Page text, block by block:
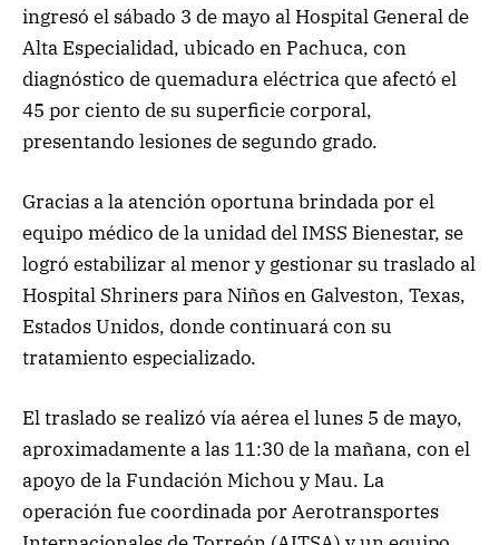
ingresó el sábado 3 de mayo al Hospital General de
Alta Especialidad, ubicado en Pachuca, con
diagnóstico de quemadura eléctrica que afectó el
45 por ciento de su superficie corporal,
presentando lesiones de segundo grado.
Gracias a la atención oportuna brindada por el
equipo médico de la unidad del IMSS Bienestar, se
logró estabilizar al menor y gestionar su traslado al
Hospital Shriners para Niños en Galveston, Texas,
Estados Unidos, donde continuará con su
tratamiento especializado.
El traslado se realizó vía aérea el lunes 5 de mayo,
aproximadamente a las 11:30 de la mañana, con el
apoyo de la Fundación Michou y Mau. La
operación fue coordinada por Aerotransportes